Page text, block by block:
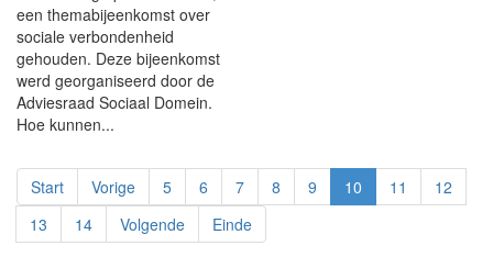
een themabijeenkomst over
sociale verbondenheid
gehouden. Deze bijeenkomst
werd georganiseerd door de
Adviesraad Sociaal Domein.
Hoe kunnen...
Start Vorige 5 6 7 8 9 10 11
12
13
14 Volgende Einde